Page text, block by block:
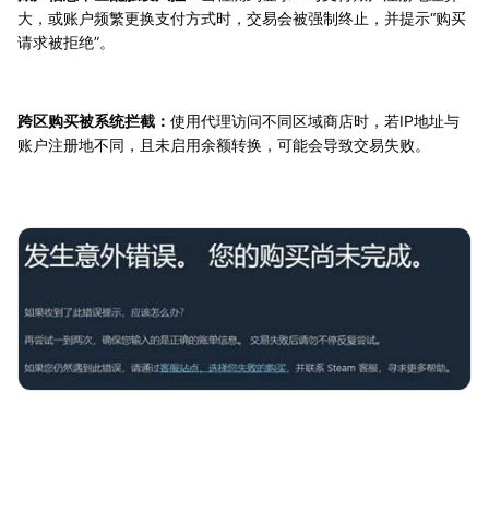
大，或账户频繁更换支付方式时，交易会被强制终止，并提示“购买
请求被拒绝”。
跨区购买被系统拦截： 使用代理访问不同区域商店时，若IP地址与
账户注册地不同，且未启用余额转换，可能会导致交易失败。